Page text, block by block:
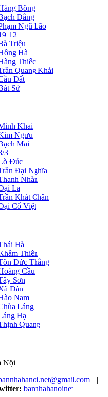
Bông
Đằng
Ngũ Lão
12
Triệu
Hà
Thiếc
Quang Khải
Đất
Sứ
Khai
Ngưu
Mai
3
Đúc
Đại Nghĩa
Nhàn
La
Khát Chân
Cổ Việt
Hà
Thiên
Đức Thắng
Cầu
Sơn
Đàn
Nam
Láng
Hạ
Quang
Nội
|
bannhahanoinet